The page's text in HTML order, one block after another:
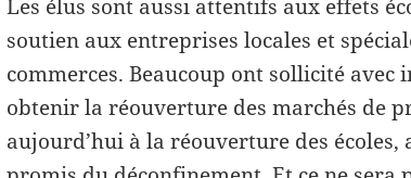
Les élus sont aussi attentifs aux effets
soutien aux entreprises locales et
commerces. Beaucoup ont sollicité avec
obtenir la réouverture des marchés de
aujourd’hui à la réouverture des écoles,